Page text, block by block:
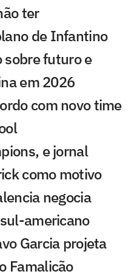
ter
de Infantino
sobre futuro e
em 2026
com novo time
e jornal
como motivo
negocia
americano
Garcia projeta
Famalicão